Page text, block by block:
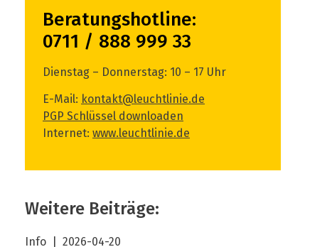
Beratungshotline:
0711 / 888 999 33
Dienstag – Donnerstag: 10 – 17 Uhr
E-Mail: kontakt@leuchtlinie.de
PGP Schlüssel downloaden
Internet: www.leuchtlinie.de
Weitere Beiträge:
Info 2026-04-20